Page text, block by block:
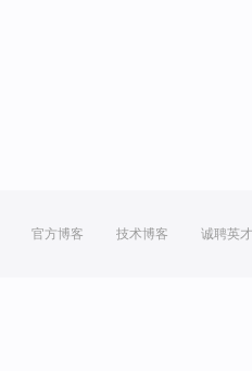
官方博客 技术博客 诚聘英才